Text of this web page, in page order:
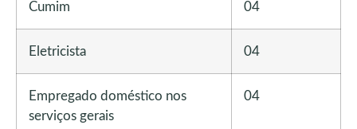
Cumim 04
Eletricista 04
Empregado doméstico nos
serviços gerais
04